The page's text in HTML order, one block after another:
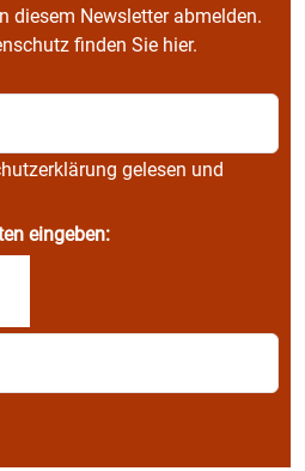
diesem Newsletter abmelden.
finden Sie hier.
gelesen und
eingeben: